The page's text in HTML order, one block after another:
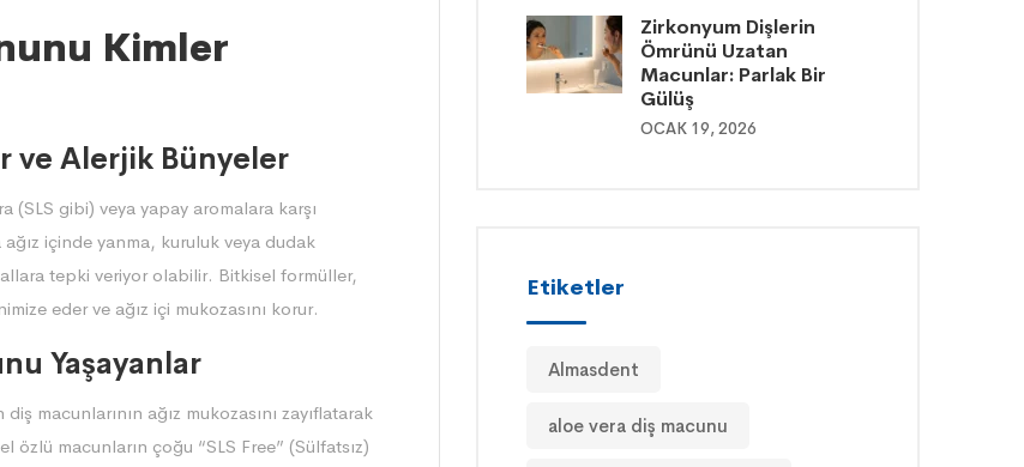
Kimler
ve Alerjik Bünyeler
gibi) veya yapay aromalara karşı
içinde yanma, kuruluk veya dudak
tepki veriyor olabilir. Bitkisel formüller,
eder ve ağız içi mukozasını korur.
Yaşayanlar
macunlarının ağız mukozasını zayıflatarak
macunların çoğu “SLS Free” (Sülfatsız)
Zirkonyum Dişlerin
Ömrünü Uzatan
Macunlar: Parlak Bir
Gülüş
OCAK 19, 2026
Etiketler
Almasdent
aloe vera diş macunu